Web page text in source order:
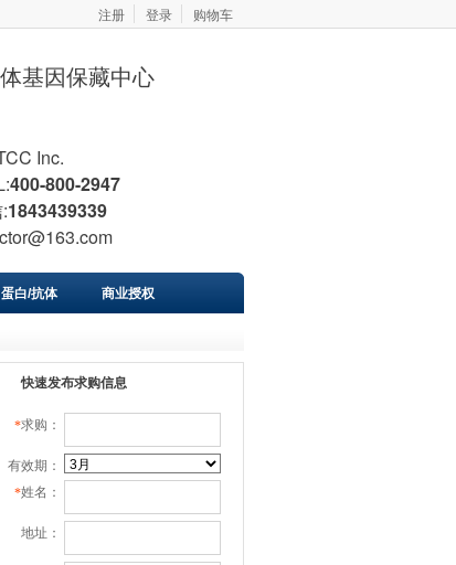
注册 登录 购物车
基因保藏中心
Inc.
400-800-2947
1843439339
蛋白/抗体 商业授权
快速发布求购信息
*求购：
有效期：
*姓名：
地址：